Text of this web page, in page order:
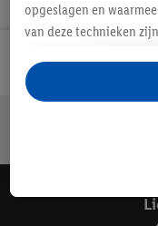
Jouw voordelen bij ons
opgeslagen en
van deze technieken
opslaan van
analyseren van
gepersonaliseerde
gegevens over jouw
Als je hier